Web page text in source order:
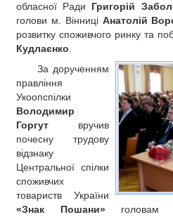
обласної Ради Григорій
голови м. Вінниці Анатолій
розвитку споживчого ринку та
Кудлаєнко
За дорученням
правління
Укоопспілки
Володимир
Горгут вручив
почесну трудову
відзнаку
Центральної спілки
споживчих
товариств України
«Знак Пошани»головам